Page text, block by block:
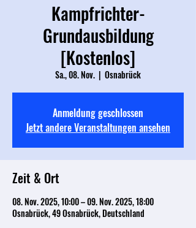
Kampfrichter-
Grundausbildung
[Kostenlos]
Sa., 08. Nov.
  |
Osnabrück
Anmeldung geschlossen
Jetzt andere Veranstaltungen ansehen
Zeit & Ort
08. Nov. 2025, 10:00 – 09. Nov. 2025, 18:00
Osnabrück, 49 Osnabrück, Deutschland